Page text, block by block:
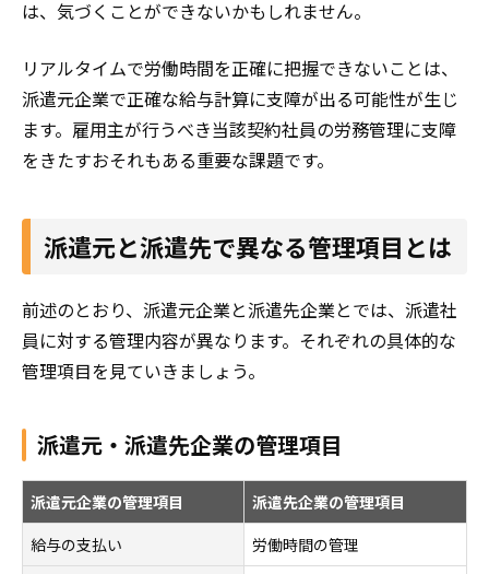
は、気づくことができないかもしれません。
リアルタイムで労働時間を正確に把握できないことは、
派遣元企業で正確な給与計算に支障が出る可能性が生じ
ます。雇用主が行うべき当該契約社員の労務管理に支障
をきたすおそれもある重要な課題です。
派遣元と派遣先で異なる管理項目とは
前述のとおり、派遣元企業と派遣先企業とでは、派遣社
員に対する管理内容が異なります。それぞれの具体的な
管理項目を見ていきましょう。
派遣元・派遣先企業の管理項目
派遣元企業の管理項目
派遣先企業の管理項目
給与の支払い
労働時間の管理